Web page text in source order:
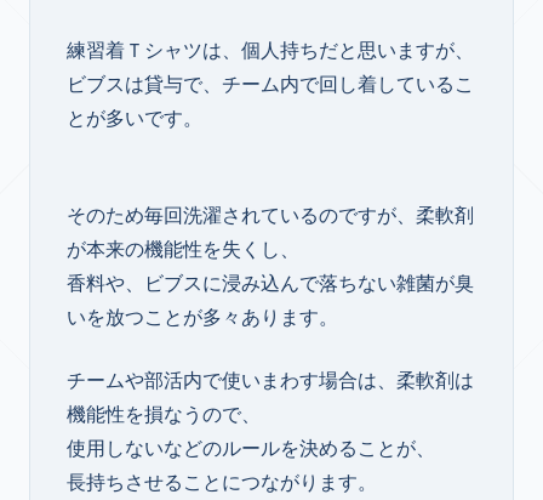
練習着Ｔシャツは、個人持ちだと思いますが、
ビブスは貸与で、チーム内で回し着しているこ
とが多いです。
そのため毎回洗濯されているのですが、柔軟剤
が本来の機能性を失くし、
香料や、ビブスに浸み込んで落ちない雑菌が臭
いを放つことが多々あります。
チームや部活内で使いまわす場合は、柔軟剤は
機能性を損なうので、
使用しないなどのルールを決めることが、
長持ちさせることにつながります。